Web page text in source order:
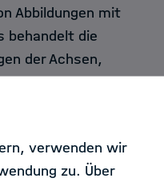
Abbildungen mit
behandelt die
der Achsen,
verwenden wir
zu. Über